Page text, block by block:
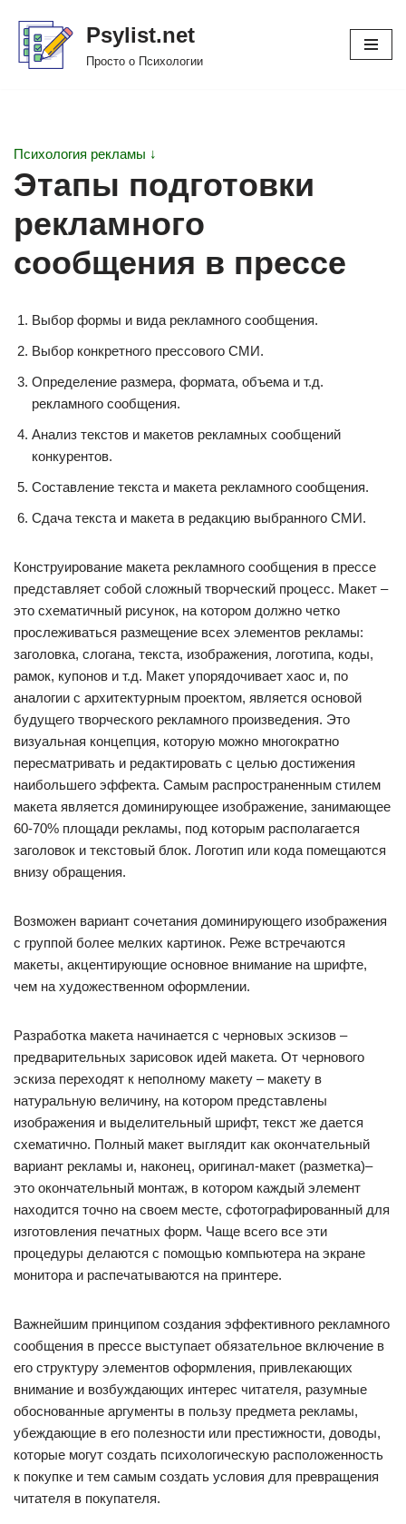
Перейти
Psylist.net
Просто о Психологии
Психология рекламы ↓
Этапы подготовки
рекламного
сообщения в прессе
Выбор формы и вида рекламного сообщения.
Выбор конкретного прессового СМИ.
Определение размера, формата, объема и т.д.
рекламного сообщения.
Анализ текстов и макетов рекламных сообщений
конкурентов.
Составление текста и макета рекламного сообщения.
Сдача текста и макета в редакцию выбранного СМИ.
Конструирование макета рекламного сообщения в прессе
представляет собой сложный творческий процесс. Макет –
это схематичный рисунок, на котором должно четко
прослеживаться размещение всех элементов рекламы:
заголовка, слогана, текста, изображения, логотипа, коды,
рамок, купонов и т.д. Макет упорядочивает хаос и, по
аналогии с архитектурным проектом, является основой
будущего творческого рекламного произведения. Это
визуальная концепция, которую можно многократно
пересматривать и редактировать с целью достижения
наибольшего эффекта. Самым распространенным стилем
макета является доминирующее изображение, занимающее
60-70% площади рекламы, под которым располагается
заголовок и текстовый блок. Логотип или кода помещаются
внизу обращения.
Возможен вариант сочетания доминирующего изображения
с группой более мелких картинок. Реже встречаются
макеты, акцентирующие основное внимание на шрифте,
чем на художественном оформлении.
Разработка макета начинается с черновых эскизов –
предварительных зарисовок идей макета. От чернового
эскиза переходят к неполному макету – макету в
натуральную величину, на котором представлены
изображения и выделительный шрифт, текст же дается
схематично. Полный макет выглядит как окончательный
вариант рекламы и, наконец, оригинал-макет (разметка)–
это окончательный монтаж, в котором каждый элемент
находится точно на своем месте, сфотографированный для
изготовления печатных форм. Чаще всего все эти
процедуры делаются с помощью компьютера на экране
монитора и распечатываются на принтере.
Важнейшим принципом создания эффективного рекламного
сообщения в прессе выступает обязательное включение в
его структуру элементов оформления, привлекающих
внимание и возбуждающих интерес читателя, разумные
обоснованные аргументы в пользу предмета рекламы,
убеждающие в его полезности или престижности, доводы,
которые могут создать психологическую расположенность
к покупке и тем самым создать условия для превращения
читателя в покупателя.